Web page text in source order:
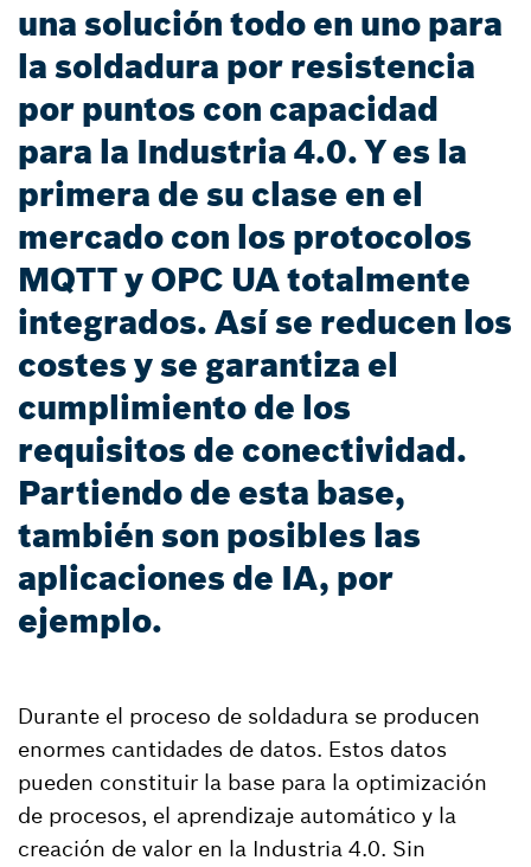
una solución todo en uno para
la soldadura por resistencia
por puntos con capacidad
para la Industria 4.0. Y es la
primera de su clase en el
mercado con los protocolos
MQTT y OPC UA totalmente
integrados. Así se reducen los
costes y se garantiza el
cumplimiento de los
requisitos de conectividad.
Partiendo de esta base,
también son posibles las
aplicaciones de IA, por
ejemplo.
Durante el proceso de soldadura se producen
enormes cantidades de datos. Estos datos
pueden constituir la base para la optimización
de procesos, el aprendizaje automático y la
creación de valor en la Industria 4.0. Sin